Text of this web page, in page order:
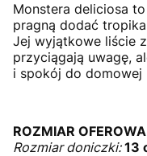
Monstera deliciosa
pragną dodać
Jej wyjątkowe liście
przyciągają uwagę,
i spokój do domowej
ROZMIAR
Rozmiar doniczki:13